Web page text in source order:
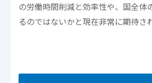
の労働時間削減と効率性や、国全体
るのではないかと現在非常に期待さ